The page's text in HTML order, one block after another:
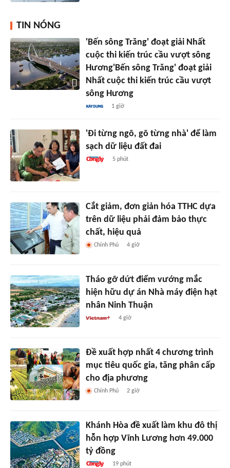
TIN NÓNG
'Bến sông Trăng' đoạt giải Nhất
cuộc thi kiến trúc cầu vượt sông
Hương'Bến sông Trăng' đoạt giải
Nhất cuộc thi kiến trúc cầu vượt
sông Hương
1 giờ
'Đi từng ngõ, gõ từng nhà' để làm
sạch dữ liệu đất đai
5 phút
Cắt giảm, đơn giản hóa TTHC dựa
trên dữ liệu phải đảm bảo thực
chất, hiệu quả
Chính Phủ 4 giờ
Tháo gỡ dứt điểm vướng mắc
hiện hữu dự án Nhà máy điện hạt
nhân Ninh Thuận
4 giờ
Đề xuất hợp nhất 4 chương trình
mục tiêu quốc gia, tăng phân cấp
cho địa phương
Chính Phủ 2 giờ
Khánh Hòa đề xuất làm khu đô thị
hỗn hợp Vĩnh Lương hơn 49.000
tỷ đồng
19 phút